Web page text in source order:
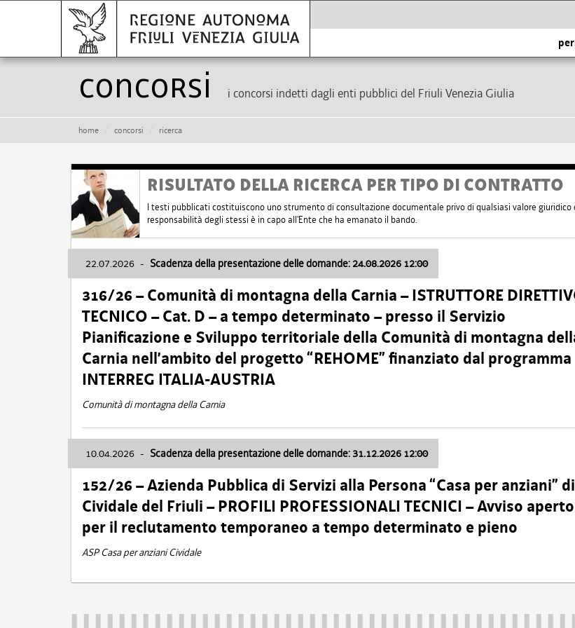
Concorsi i concorsi indetti dagli enti pubblici del Friuli Venezia Giulia
home concorsi ricerca
RISULTATO DELLA RICERCA PER TIPO DI CONTRATTO
I testi pubblicati costituiscono uno strumento di consultazione documentale privo di qualsiasi valore giuridico
responsabilità degli stessi è in capo all'Ente che ha emanato il bando.
22.07.2026 - Scadenza della presentazione delle domande: 24.08.2026 12:00
316/26 – Comunità di montagna della Carnia – ISTRUTTORE
TECNICO – Cat. D – a tempo determinato – presso il Servizio
Pianificazione e Sviluppo territoriale della Comunità di montagna
Carnia nell’ambito del progetto “REHOME” finanziato dal programma
INTERREG ITALIA-AUSTRIA
Comunità di montagna della Carnia
10.04.2026 - Scadenza della presentazione delle domande: 31.12.2026 12:00
152/26 – Azienda Pubblica di Servizi alla Persona “Casa per anziani” di
Cividale del Friuli – PROFILI PROFESSIONALI TECNICI – Avviso aperto
per il reclutamento temporaneo a tempo determinato e pieno
ASP Casa per anziani Cividale